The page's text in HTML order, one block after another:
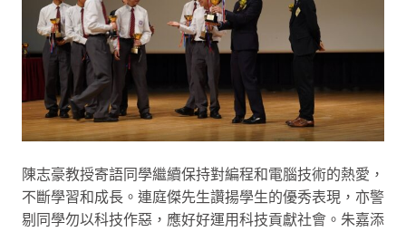
陳志豪教授寄語同學繼續保持對編程和電腦技術的熱愛，
不斷學習和成長。連庭傑先生讚揚學生的優秀表現，亦警
剔同學勿以科技作惡，應好好運用科技貢獻社會。朱嘉添